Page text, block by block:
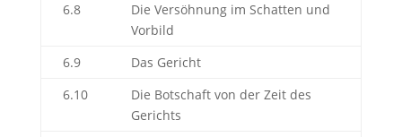
6.8
Die Versöhnung im Schatten und
Vorbild
6.9
Das Gericht
6.10
Die Botschaft von der Zeit des
Gerichts